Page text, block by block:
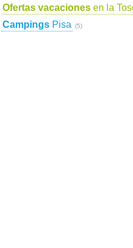
Ofertas vacaciones en la
Campings Pisa (5)